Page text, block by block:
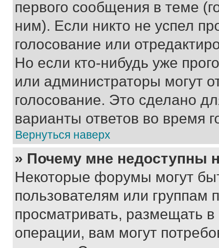
первого сообщения в теме
ним). Если никто не успел
голосование или
Но если кто-нибудь уже
или администраторы могут
голосование. Это сделано
варианты ответов во время
Вернуться наверх
» Почему мне недоступны
Некоторые форумы могут
пользователям или группам
просматривать, размещать
операции, вам могут